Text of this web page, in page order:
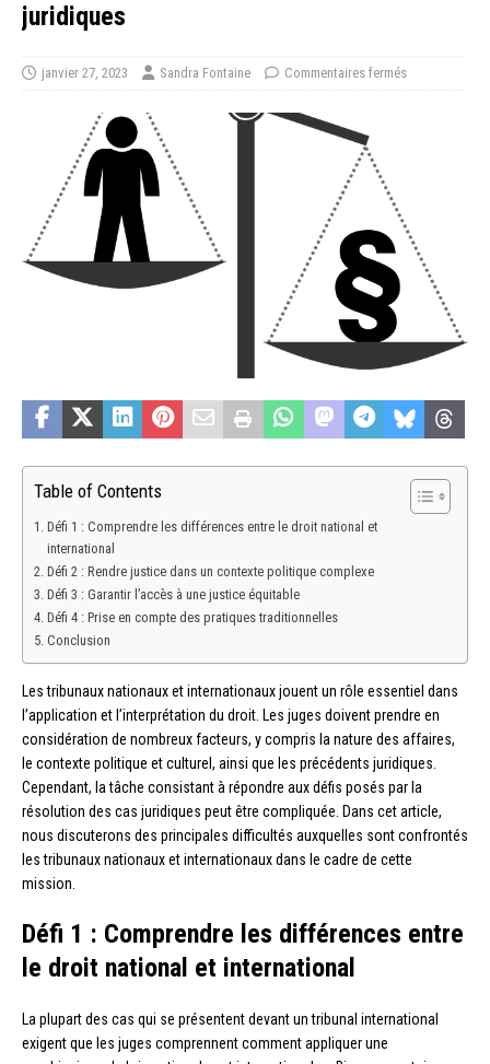
juridiques
janvier 27, 2023 Sandra Fontaine Commentaires fermés
Table of Contents
Défi 1 : Comprendre les différences entre le droit national et
international
Défi 2 : Rendre justice dans un contexte politique complexe
Défi 3 : Garantir l’accès à une justice équitable
Défi 4 : Prise en compte des pratiques traditionnelles
Conclusion
Les tribunaux nationaux et internationaux jouent un rôle essentiel dans
l’application et l’interprétation du droit. Les juges doivent prendre en
considération de nombreux facteurs, y compris la nature des affaires,
le contexte politique et culturel, ainsi que les précédents juridiques.
Cependant, la tâche consistant à répondre aux défis posés par la
résolution des cas juridiques peut être compliquée. Dans cet article,
nous discuterons des principales difficultés auxquelles sont confrontés
les tribunaux nationaux et internationaux dans le cadre de cette
mission.
Défi 1 : Comprendre les différences entre
le droit national et international
La plupart des cas qui se présentent devant un tribunal international
exigent que les juges comprennent comment appliquer une